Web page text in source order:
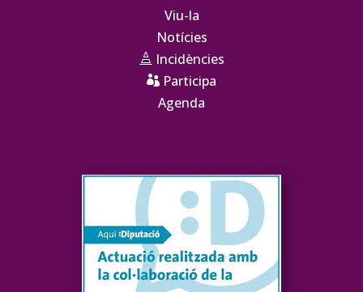
Viu-la
Notícies
Incidències
 Participa
Agenda